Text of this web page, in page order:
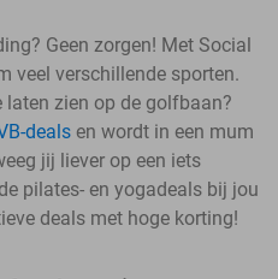
Geen zorgen! Met Social
veel verschillende sporten.
laten zien op de golfbaan?
deals en wordt in een mum
jij liever op een iets
pilates- en yogadeals bij jou
deals met hoge korting!